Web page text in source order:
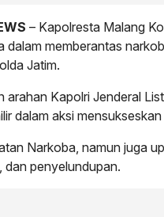
– Kapolresta Malang
dalam memberantas
Jatim.
arahan Kapolri Jenderal
dalam aksi
Narkoba, namun juga
dan penyelundupan.